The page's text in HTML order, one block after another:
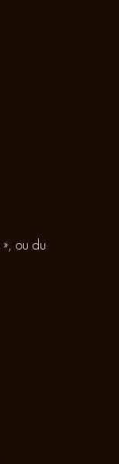
», ou du